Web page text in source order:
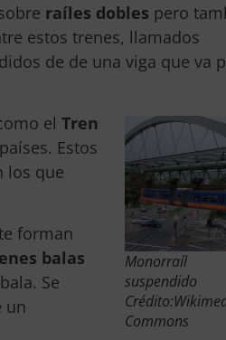
raíles dobles pero
estos trenes, llamados
de de una viga que va
Monorraíl
suspendido
Commons
el Tren
Estos
los que
forman
balas
Se
un